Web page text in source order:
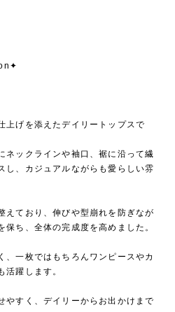
上げを添えたデイリートップスで
ネックラインや袖口、裾に沿って繊
し、カジュアルながらも愛らしい雰
えており、伸びや型崩れを防ぎなが
保ち、全体の完成度を高めました。
、一枚ではもちろんワンピースやカ
活躍します。
やすく、デイリーからお出かけまで